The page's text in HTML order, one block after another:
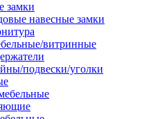
замки
навесные замки
витринные
подвески/уголки